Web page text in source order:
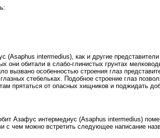
(Asaphus intermedius), как и другие
они обитали в слабо-глинистых грунтах
вызвано особенностью строения глаз
стебельках. Подобное строение глаз
прятаться от опасных хищников и поджидать
Азафус интермедиус (Asaphus intermedius)
с чем можно встретить следующее написание